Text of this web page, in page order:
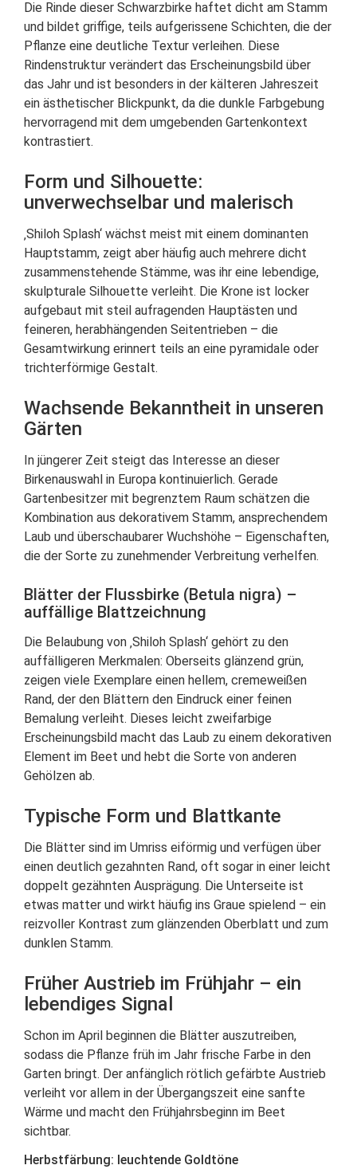
Die Rinde dieser Schwarzbirke haftet dicht am Stamm
und bildet griffige, teils aufgerissene Schichten, die der
Pflanze eine deutliche Textur verleihen. Diese
Rindenstruktur verändert das Erscheinungsbild über
das Jahr und ist besonders in der kälteren Jahreszeit
ein ästhetischer Blickpunkt, da die dunkle Farbgebung
hervorragend mit dem umgebenden Gartenkontext
kontrastiert.
Form und Silhouette:
unverwechselbar und malerisch
‚Shiloh Splash‘ wächst meist mit einem dominanten
Hauptstamm, zeigt aber häufig auch mehrere dicht
zusammenstehende Stämme, was ihr eine lebendige,
skulpturale Silhouette verleiht. Die Krone ist locker
aufgebaut mit steil aufragenden Hauptästen und
feineren, herabhängenden Seitentrieben – die
Gesamtwirkung erinnert teils an eine pyramidale oder
trichterförmige Gestalt.
Wachsende Bekanntheit in unseren
Gärten
In jüngerer Zeit steigt das Interesse an dieser
Birkenauswahl in Europa kontinuierlich. Gerade
Gartenbesitzer mit begrenztem Raum schätzen die
Kombination aus dekorativem Stamm, ansprechendem
Laub und überschaubarer Wuchshöhe – Eigenschaften,
die der Sorte zu zunehmender Verbreitung verhelfen.
Blätter der Flussbirke (Betula nigra) –
auffällige Blattzeichnung
Die Belaubung von ‚Shiloh Splash‘ gehört zu den
auffälligeren Merkmalen: Oberseits glänzend grün,
zeigen viele Exemplare einen hellem, cremeweißen
Rand, der den Blättern den Eindruck einer feinen
Bemalung verleiht. Dieses leicht zweifarbige
Erscheinungsbild macht das Laub zu einem dekorativen
Element im Beet und hebt die Sorte von anderen
Gehölzen ab.
Typische Form und Blattkante
Die Blätter sind im Umriss eiförmig und verfügen über
einen deutlich gezahnten Rand, oft sogar in einer leicht
doppelt gezähnten Ausprägung. Die Unterseite ist
etwas matter und wirkt häufig ins Graue spielend – ein
reizvoller Kontrast zum glänzenden Oberblatt und zum
dunklen Stamm.
Früher Austrieb im Frühjahr – ein
lebendiges Signal
Schon im April beginnen die Blätter auszutreiben,
sodass die Pflanze früh im Jahr frische Farbe in den
Garten bringt. Der anfänglich rötlich gefärbte Austrieb
verleiht vor allem in der Übergangszeit eine sanfte
Wärme und macht den Frühjahrsbeginn im Beet
sichtbar.
Herbstfärbung: leuchtende Goldtöne